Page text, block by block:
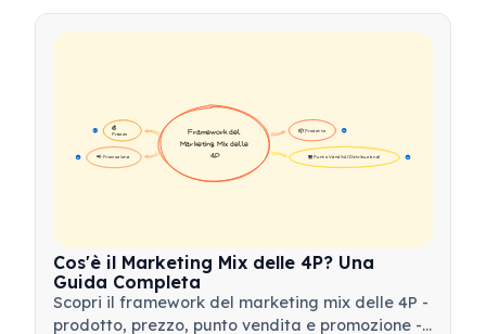
📦 Prodotto 16
💰
Prezzo
16
🏪 Punto Vendita (Distribuzione) 17
📢 Promozione
17
Framework del
Marketing Mix delle
4P
Cos'è il Marketing Mix delle 4P? Una
Guida Completa
Scopri il framework del marketing mix delle 4P -
prodotto, prezzo, punto vendita e promozione -